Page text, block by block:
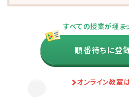
すべての授業が埋ま
順番待ちに登
オンライン教室
さいたま市
新座市
さいたま市
千葉市花見
千葉市中
葛飾区
目黒区
北区
大和市
茅ケ崎市
横浜市鶴
名古屋市
池田市
大阪市平
大阪市此
福岡市博
太宰府市